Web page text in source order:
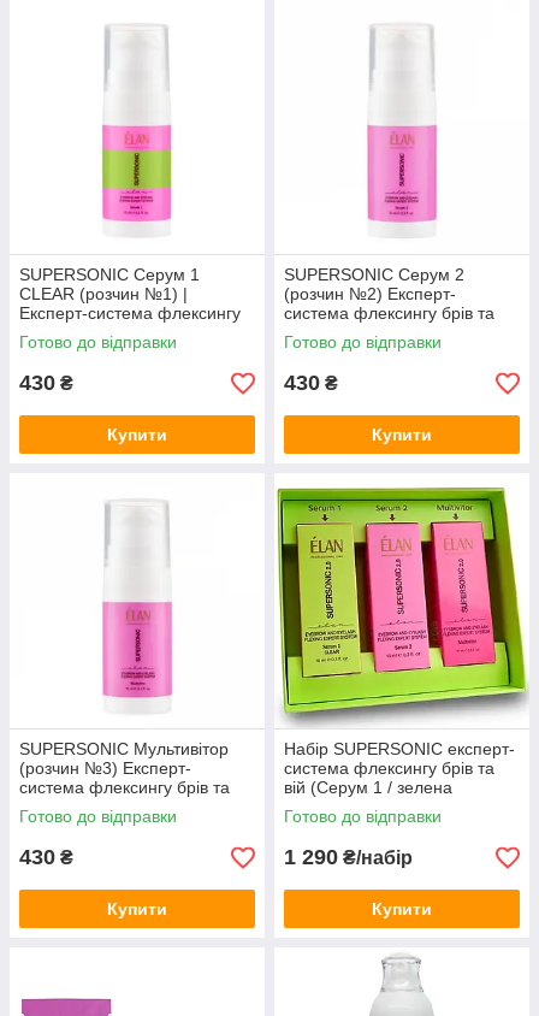
SUPERSONIC Серум 1
CLEAR (розчин №1) |
Експерт-система флексингу
брів та вій ELAN, 10 мл
(суперсонік Елан прозорий)
Готово до відправки
430 ₴
Купити
SUPERSONIC Серум 2
(розчин №2) Експерт-
система флексингу брів та
вій ELAN, 10 мл (суперсоник
елан)
Готово до відправки
430 ₴
Купити
SUPERSONIC Мультивітор
(розчин №3) Експерт-
система флексингу брів та
вій ELAN, 10 мл
Готово до відправки
430 ₴
Купити
Набір SUPERSONIC експерт-
система флексингу брів та
вій (Серум 1 / зелена
баночка + Серум 2 +
Мультивітор)
Готово до відправки
1 290 ₴/набір
Купити